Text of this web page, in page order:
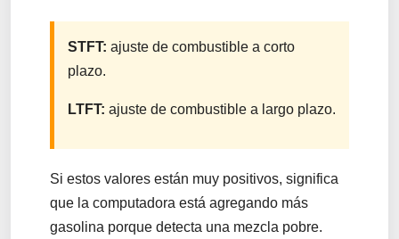
STFT: ajuste de combustible a corto
plazo.
LTFT: ajuste de combustible a largo plazo.
Si estos valores están muy positivos, significa
que la computadora está agregando más
gasolina porque detecta una mezcla pobre.